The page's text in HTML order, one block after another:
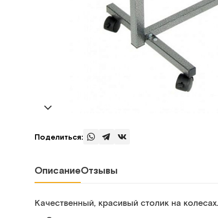
Поделиться:
ОписаниеОтзывы
Качественный, красивый столик на колесах.